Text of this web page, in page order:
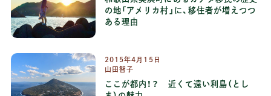
の地「アメリカ村」に、移住者が増えつつ
ある理由
2015年4 月 15 日
山田智子
ここが都内！？ 近くて遠い利島（とし